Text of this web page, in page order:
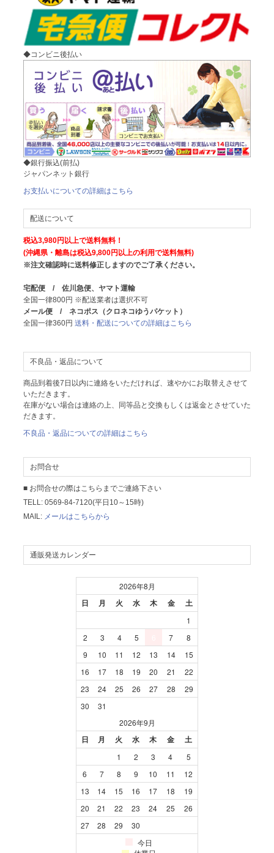
◆コンビニ後払い
◆銀行振込(前払)
ジャパンネット銀行
お支払いについての詳細はこちら
配送について
税込3,980円以上で送料無料！
(沖縄県・離島は税込9,800円以上の利用で送料無料)
※注文確認時に送料修正しますのでご了承ください。
宅配便 / 佐川急便、ヤマト運輸
全国一律800円 ※配送業者は選択不可
メール便 / ネコポス（クロネコゆうパケット）
全国一律360円 送料・配送についての詳細はこちら
不良品・返品について
商品到着後7日以内に連絡をいただければ、速やかにお取替えさせて
いただきます。
在庫がない場合は連絡の上、同等品と交換もしくは返金とさせていた
だきます。
不良品・返品についての詳細はこちら
お問合せ
■ お問合せの際はこちらまでご連絡下さい
TELL: 0569-84-7120(平日10～15時)
MAIL: メールはこちらから
通販発送カレンダー